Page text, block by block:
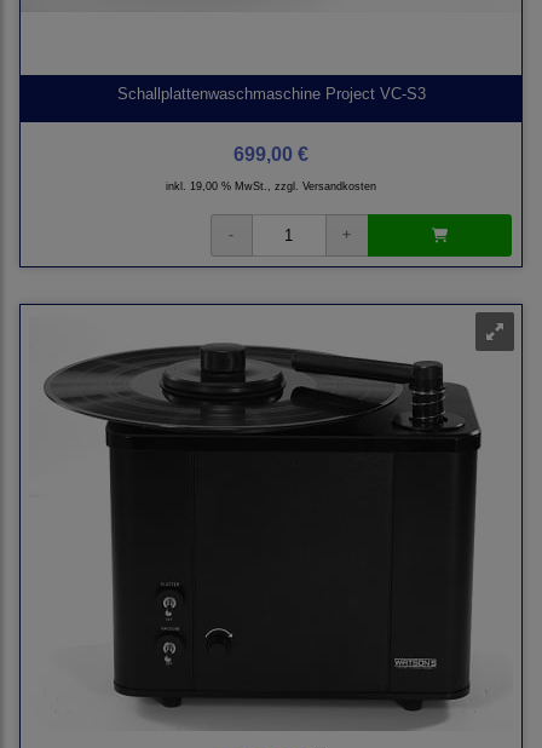
Schallplattenwaschmaschine Project VC-S3
699,00 €
inkl. 19,00 % MwSt., zzgl. Versandkosten